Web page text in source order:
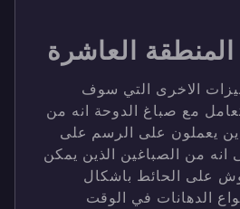
العاشرة
الاخرى التي سوف
مع صباغ الدوحة انه من
يعملون على الرسم على
انه من الصباغين الذين يمكن
على الحائط باشكال
الدهانات في الوقت